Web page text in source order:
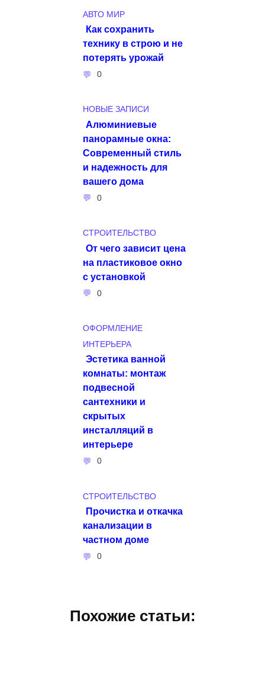
АВТО МИР
Как сохранить
технику в строю и не
потерять урожай
0
НОВЫЕ ЗАПИСИ
Алюминиевые
панорамные окна:
Современный стиль
и надежность для
вашего дома
0
СТРОИТЕЛЬСТВО
От чего зависит цена
на пластиковое окно
с установкой
0
ОФОРМЛЕНИЕ
ИНТЕРЬЕРА
Эстетика ванной
комнаты: монтаж
подвесной
сантехники и
скрытых
инсталляций в
интерьере
0
СТРОИТЕЛЬСТВО
Прочистка и откачка
канализации в
частном доме
0
Похожие статьи: